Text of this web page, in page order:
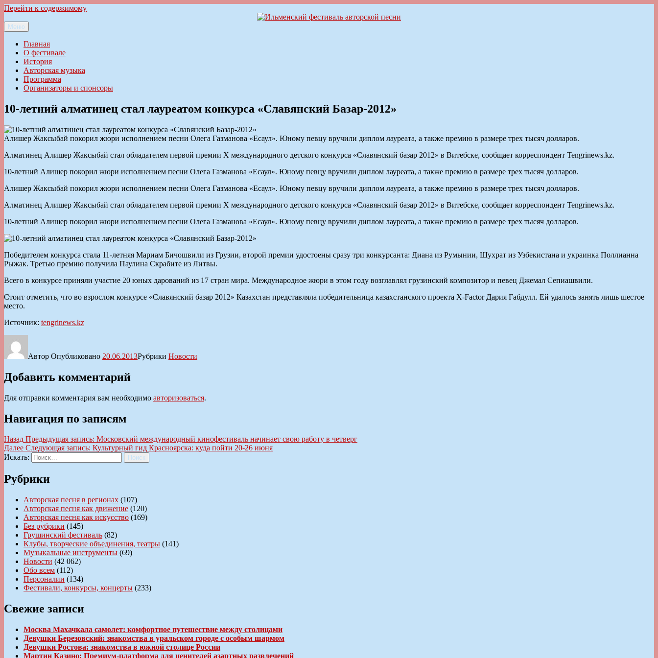
Перейти к содержимому
Ильменский фестиваль авторской песни
Меню
Главная
О фестивале
История
Авторская музыка
Программа
Организаторы и спонсоры
10-летний алматинец стал лауреатом конкурса «Славянский Базар-2012»
Алишер Жаксыбай покорил жюри исполнением песни Олега Газманова «Есаул». Юному певцу вручили диплом лауреата, а также премию в размере трех тысяч долларов.
Алматинец Алишер Жаксыбай стал обладателем первой премии X международного детского конкурса «Славянский базар 2012» в Витебске, сообщает корреспондент Tengrinews.kz.
10-летний Алишер покорил жюри исполнением песни Олега Газманова «Есаул». Юному певцу вручили диплом лауреата, а также премию в размере трех тысяч долларов.
Алишер Жаксыбай покорил жюри исполнением песни Олега Газманова «Есаул». Юному певцу вручили диплом лауреата, а также премию в размере трех тысяч долларов.
Алматинец Алишер Жаксыбай стал обладателем первой премии X международного детского конкурса «Славянский базар 2012» в Витебске, сообщает корреспондент Tengrinews.kz.
10-летний Алишер покорил жюри исполнением песни Олега Газманова «Есаул». Юному певцу вручили диплом лауреата, а также премию в размере трех тысяч долларов.
Победителем конкурса стала 11-летняя Мариам Бичошвили из Грузии, второй премии удостоены сразу три конкурсанта: Диана из Румынии, Шухрат из Узбекистана и украинка Поллианна
Рыжак. Третью премию получила Паулина Скрабите из Литвы.
Всего в конкурсе приняли участие 20 юных дарований из 17 стран мира. Международное жюри в этом году возглавлял грузинский композитор и певец Джемал Сепиашвили.
Стоит отметить, что во взрослом конкурсе «Славянский базар 2012» Казахстан представляла победительница казахстанского проекта X-Factor Дария Габдулл. Ей удалось занять лишь шестое
место.
Источник: tengrinews.kz
Автор Опубликовано 20.06.2013Рубрики Новости
Добавить комментарий
Для отправки комментария вам необходимо авторизоваться.
Навигация по записям
Назад Предыдущая запись: Московский международный кинофестиваль начинает свою работу в четверг
Далее Следующая запись: Культурный гид Красноярска: куда пойти 20-26 июня
Искать:
Поиск
Рубрики
Авторская песня в регионах (107)
Авторская песня как движение (120)
Авторская песня как искусство (169)
Без рубрики (145)
Грушинский фестиваль (82)
Клубы, творческие объединения, театры (141)
Музыкальные инструменты (69)
Новости (42 062)
Обо всем (112)
Персоналии (134)
Фестивали, конкурсы, концерты (233)
Свежие записи
Москва Махачкала самолет: комфортное путешествие между столицами
Девушки Березовский: знакомства в уральском городе с особым шармом
Девушки Ростова: знакомства в южной столице России
Мартин Казино: Премиум-платформа для ценителей азартных развлечений